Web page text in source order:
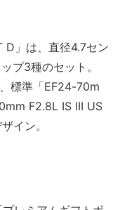
」は、直径4.7セン
プ3種のセット。
標準「EF24-70m
F2.8L IS III US
イン。